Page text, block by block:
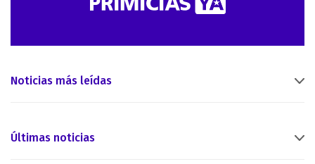
Noticias más leídas
Últimas noticias